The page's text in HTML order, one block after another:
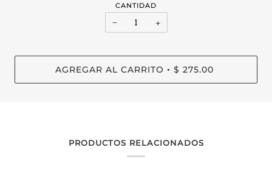
CANTIDAD
− +
AGREGAR AL CARRITO • $ 275.00
PRODUCTOS RELACIONADOS